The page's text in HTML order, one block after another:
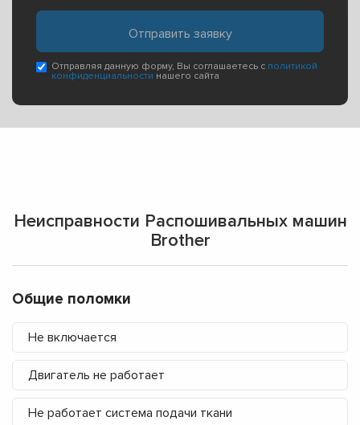
Отправляя данную форму, Вы соглашаетесь с политикой
конфиденциальности нашего сайта
Неисправности Распошивальных машин
Brother
Общие поломки
Не включается
Двигатель не работает
Не работает система подачи ткани